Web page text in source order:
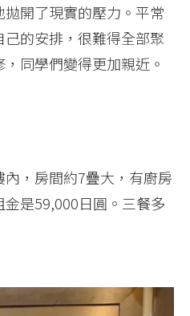
開了現實的壓力。平常
的安排，很難得全部聚
同學們變得更加親近。
，房間約7疊大，有廚房
是59,000日圓。三餐多